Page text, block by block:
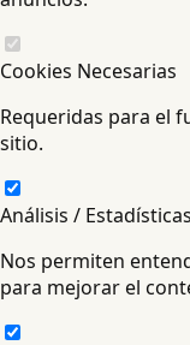
Cookies Necesarias
Requeridas para el
sitio.
Análisis / Estadísticas
Nos permiten
para mejorar el